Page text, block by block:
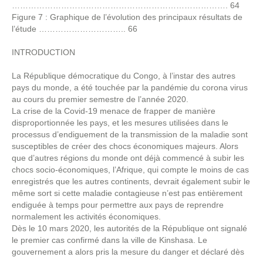
……………………………………………………………………. 64
Figure 7 : Graphique de l’évolution des principaux résultats de
l’étude ………………………….. 66
INTRODUCTION
La République démocratique du Congo, à l’instar des autres
pays du monde, a été touchée par la pandémie du corona virus
au cours du premier semestre de l’année 2020.
La crise de la Covid-19 menace de frapper de manière
disproportionnée les pays, et les mesures utilisées dans le
processus d’endiguement de la transmission de la maladie sont
susceptibles de créer des chocs économiques majeurs. Alors
que d’autres régions du monde ont déjà commencé à subir les
chocs socio-économiques, l’Afrique, qui compte le moins de cas
enregistrés que les autres continents, devrait également subir le
même sort si cette maladie contagieuse n’est pas entièrement
endiguée à temps pour permettre aux pays de reprendre
normalement les activités économiques.
Dès le 10 mars 2020, les autorités de la République ont signalé
le premier cas confirmé dans la ville de Kinshasa. Le
gouvernement a alors pris la mesure du danger et déclaré dès